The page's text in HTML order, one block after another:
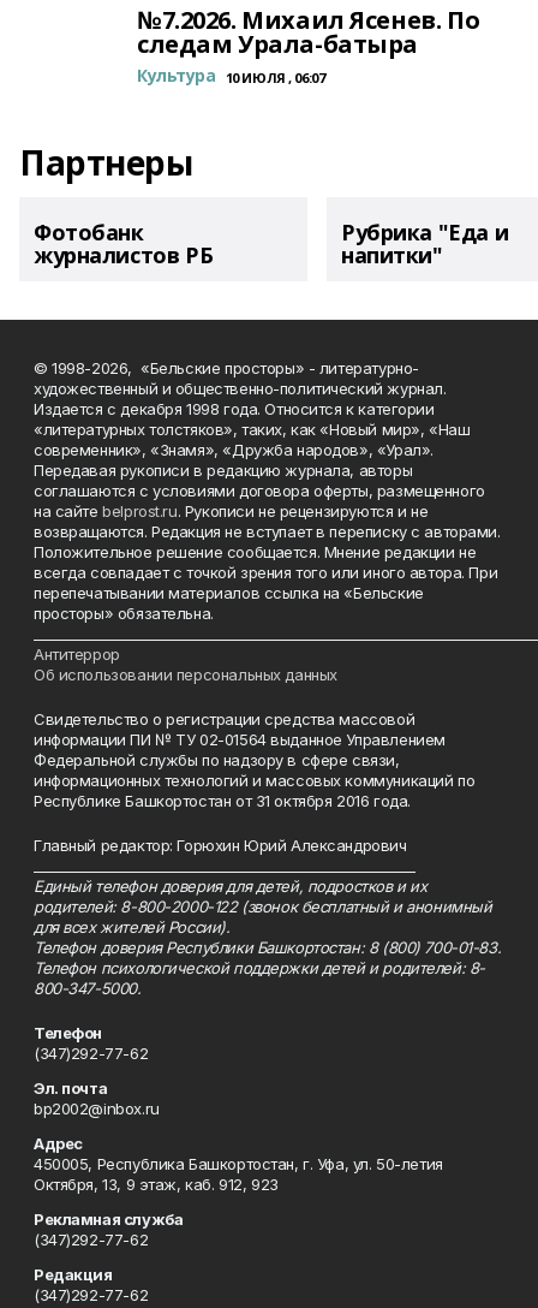
№7.2026. Михаил Ясенев. По
следам Урала-батыра
Культура 10 ИЮЛЯ , 06:07
Партнеры
Фотобанк
журналистов РБ
Рубрика "Еда и
напитки"
© 1998-2026, «Бельские просторы» - литературно-
художественный и общественно-политический журнал.
Издается с декабря 1998 года. Относится к категории
«литературных толстяков», таких, как «Новый мир», «Наш
современник», «Знамя», «Дружба народов», «Урал».
Передавая рукописи в редакцию журнала, авторы
соглашаются с условиями договора оферты, размещенного
на сайтеbelprost.ru. Рукописи не рецензируются и не
возвращаются. Редакция не вступает в переписку с авторами.
Положительное решение сообщается. Мнение редакции не
всегда совпадает с точкой зрения того или иного автора. При
перепечатывании материалов ссылка на «Бельские
просторы» обязательна.
Антитеррор
Об использовании персональных данных
Свидетельство о регистрации средства массовой
информации ПИ № ТУ 02-01564 выданное Управлением
Федеральной службы по надзору в сфере связи,
информационных технологий и массовых коммуникаций по
Республике Башкортостан от 31 октября 2016 года.
Главный редактор: Горюхин Юрий Александрович
Единый телефон доверия для детей, подростков и их
родителей: 8-800-2000-122 (звонок бесплатный и анонимный
для всех жителей России).
Телефон доверия Республики Башкортостан: 8 (800) 700-01-83.
Телефон психологической поддержки детей и родителей: 8-
800-347-5000.
Телефон
(347)292-77-62
Эл. почта
bp2002@inbox.ru
Адрес
450005, Республика Башкортостан, г. Уфа, ул. 50-летия
Октября, 13, 9 этаж, каб. 912, 923
Рекламная служба
(347)292-77-62
Редакция
(347)292-77-62